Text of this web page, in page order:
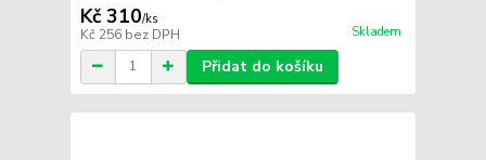
Kč 310/ks
Kč 256 bez DPH Skladem
Přidat do košíku